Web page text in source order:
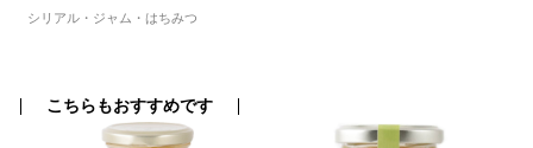
シリアル・ジャム・はちみつ
こちらもおすすめです